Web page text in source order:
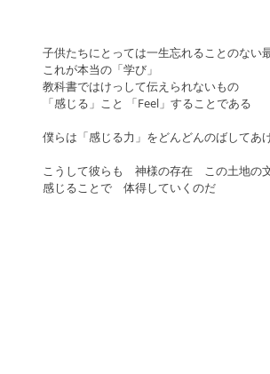
子供たちにとっては一生忘れることのない
これが本当の「学び」
教科書ではけっして伝えられないもの
「感じる」こと 「Feel」することである
僕らは「感じる力」をどんどんのばしてあ
こうして彼らも　神様の存在　この土地の
感じることで　体得していくのだ